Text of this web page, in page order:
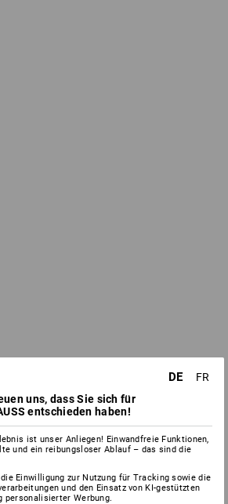
DE
FR
uns, dass Sie sich für
entschieden haben!
ist unser Anliegen! Einwandfreie Funktionen,
und ein reibungsloser Ablauf – das sind die
Einwilligung zur Nutzung für Tracking sowie die
und den Einsatz von KI-gestützten
personalisierter Werbung.